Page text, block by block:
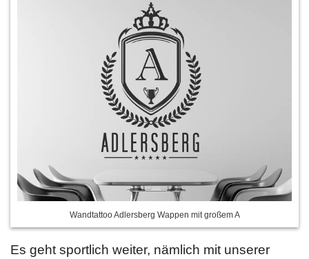
Wandtattoo Adlersberg Wappen mit großem A
Es geht sportlich weiter, nämlich mit unserer